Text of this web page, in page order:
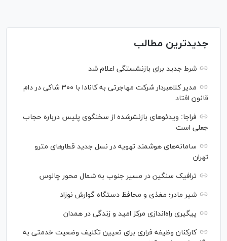
جدیدترین مطالب
شرط جدید برای بازنشستگی اعلام شد
مدیر کلاهبردار شرکت مهاجرتی به کانادا با ۳۰۰ شاکی در دام
قانون افتاد
فراجا: ویدئو‌های بازنشرشده از سخنگوی پلیس درباره حجاب
جعلی است
سامانه‌های هوشمند تهویه در نسل جدید قطار‌های مترو
تهران
ترافیک سنگین در مسیر جنوب به شمال محور چالوس
شیر مادر؛ مغذی و محافظ دستگاه گوارش نوزاد
پیگیری راه‌اندازی مرکز امید و زندگی در همدان
کارکنان وظیفه فراری برای تعیین تکلیف وضعیت خدمتی به